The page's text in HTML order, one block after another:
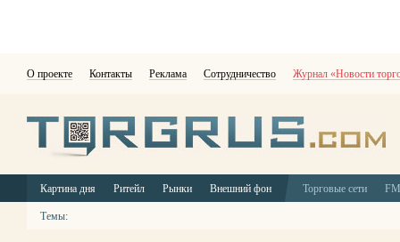
О проекте Контакты Реклама Сотрудничество Журнал «Новости
Картина дня Ритейл Рынки Внешний фон Торговые сети
Темы: